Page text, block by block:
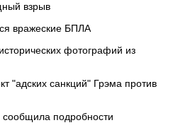
взрыв
вражеские БПЛА
фотографий из
"адских санкций" Грэма против
подробности